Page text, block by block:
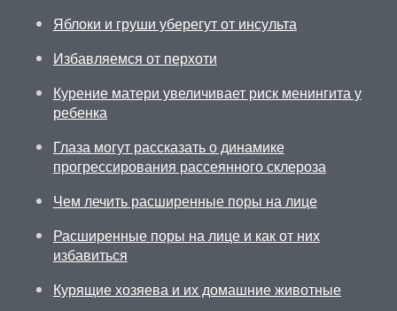
Яблоки и груши уберегут от инсульта
Избавляемся от перхоти
Курение матери увеличивает риск менингита у
ребенка
Глаза могут рассказать о динамике
прогрессирования рассеянного склероза
Чем лечить расширенные поры на лице
Расширенные поры на лице и как от них
избавиться
Курящие хозяева и их домашние животные